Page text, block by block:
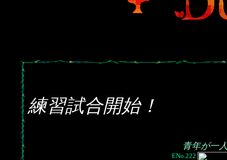
練習試合開始！
青年が一
ENo.222